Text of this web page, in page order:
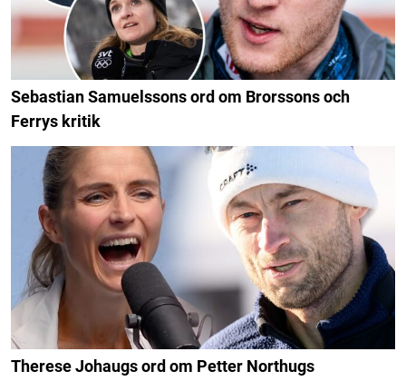
Sebastian Samuelssons ord om Brorssons och
Ferrys kritik
Therese Johaugs ord om Petter Northugs